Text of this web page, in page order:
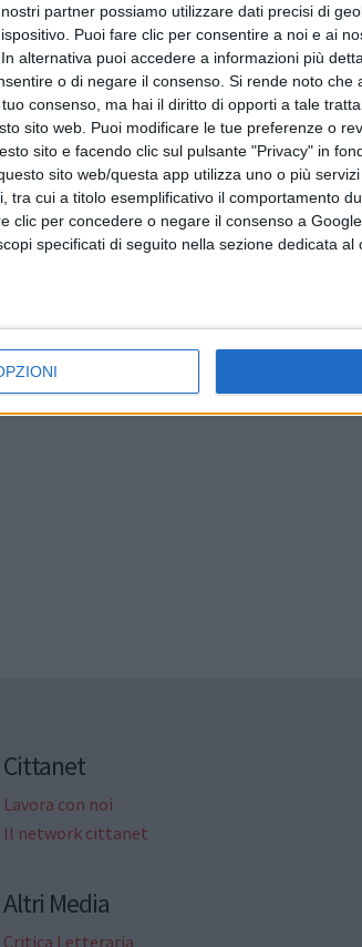
partner possiamo utilizzare dati precisi di
Puoi fare clic per consentire a noi e ai
alternativa puoi accedere a informazioni più
o di negare il consenso. Si rende noto che
consenso, ma hai il diritto di opporti a tale
sito web. Puoi modificare le tue preferenze o
sito e facendo clic sul pulsante "Privacy" in
sito web/questa app utilizza uno o più
tra cui a titolo esemplificativo il comportamento
clic per concedere o negare il consenso a
specificati di seguito nella sezione dedicata al
Cittanet
Lavora con noi
Il network cittanet
Altri Media
Critica Letteraria